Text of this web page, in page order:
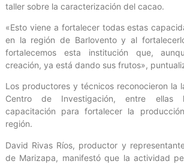
taller sobre la caracterización del cacao.
«Esto viene a fortalecer todas estas
en la región de Barlovento y al
fortalecemos esta institución que,
creación, ya está dando sus frutos»,
Los productores y técnicos reconocieron la
Centro de Investigación, entre ellas
capacitación para fortalecer la
región.
David Rivas Ríos, productor y
de Marizapa, manifestó que la actividad